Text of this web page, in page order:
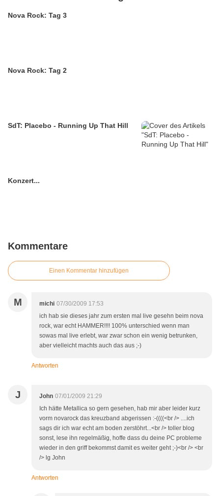
Nova Rock: Tag 3
Nova Rock: Tag 2
SdT: Placebo - Running Up That Hill
Konzert...
Kommentare
Einen Kommentar hinzufügen
M michi 07/30/2009 17:53
ich hab sie dieses jahr zum ersten mal live gesehn beim nova
rock, war echt HAMMER!!!! 100% unterschied wenn man
sowas mal live erlebt, war zwar schon ein wenig betrunken,
aber vielleicht machts auch das aus ;-)
Antworten
J John 07/01/2009 21:29
Ich hätte Metallica so gern gesehen, hab mir aber leider kurz
vorm novarock das kreuzband abgerissen :-((((<br /> ....ich
sags dir ich war echt am boden zerstöhrt...<br /> toller blog
sonst, lese ihn regelmäßig, hoffe dass du deine PC probleme
wieder in den griff bekommst damit es weiter geht ;-)<br /> <br
/> lg John
Antworten